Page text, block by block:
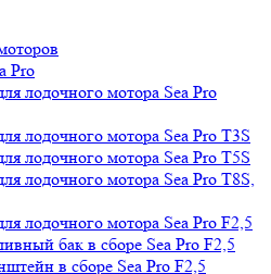
Pro
лодочного мотора Sea Pro
лодочного мотора Sea Pro Т3S
лодочного мотора Sea Pro Т5S
лодочного мотора Sea Pro Т8S,
лодочного мотора Sea Pro F2,5
бак в сборе Sea Pro F2,5
в сборе Sea Pro F2,5